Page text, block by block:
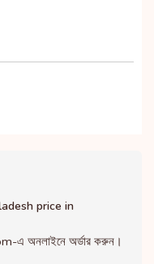
price in
এ অনলাইনে অর্ডার করুন।